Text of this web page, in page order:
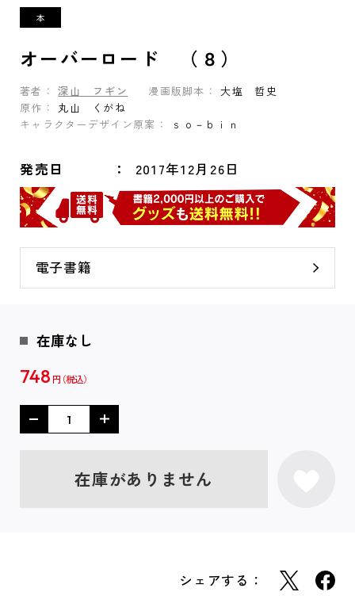
オーバーロード （８）
著者： 深山 フギン 漫画版脚本： 大塩 哲史
原作：
丸山 くがね
キャラクターデザイン原案：
ｓｏ－ｂｉｎ
発売日 2017年12月26日
電子書籍
在庫なし
748 円
在庫がありません
シェアする：